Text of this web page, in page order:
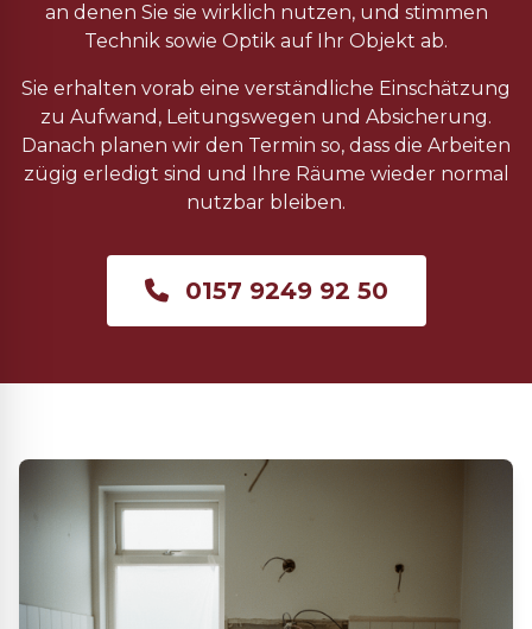
an denen Sie sie wirklich nutzen, und stimmen
Technik sowie Optik auf Ihr Objekt ab.
Sie erhalten vorab eine verständliche Einschätzung
zu Aufwand, Leitungswegen und Absicherung.
Danach planen wir den Termin so, dass die Arbeiten
zügig erledigt sind und Ihre Räume wieder normal
nutzbar bleiben.
0157 9249 92 50